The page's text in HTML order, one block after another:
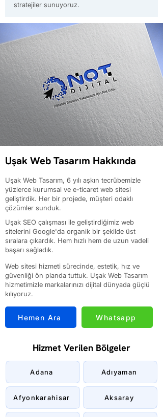
stratejiler sunuyoruz.
Uşak Web Tasarım Hakkında
Uşak Web Tasarım, 6 yılı aşkın tecrübemizle
yüzlerce kurumsal ve e-ticaret web sitesi
geliştirdik. Her bir projede, müşteri odaklı
çözümler sunduk.
Uşak SEO çalışması ile geliştirdiğimiz web
sitelerini Google'da organik bir şekilde üst
sıralara çıkardık. Hem hızlı hem de uzun vadeli
başarı sağladık.
Web sitesi hizmeti sürecinde, estetik, hız ve
güvenliği ön planda tuttuk. Uşak Web Tasarım
hizmetimizle markalarınızı dijital dünyada güçlü
kılıyoruz.
Hemen Ara Whatsapp
Hizmet Verilen Bölgeler
Adana
Afyonkarahisar
Adıyaman
Aksaray